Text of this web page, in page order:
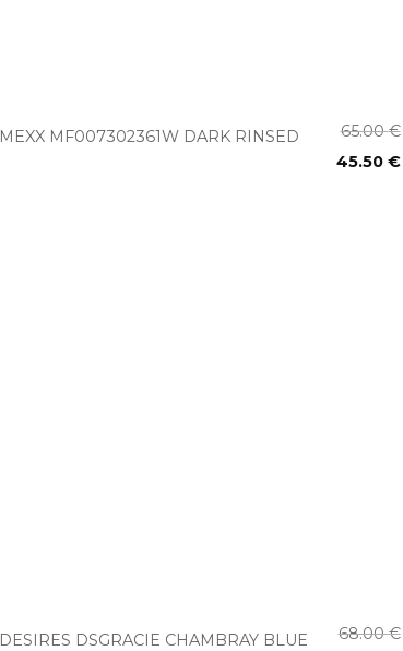
MEXX MF007302361W DARK RINSED 65.00€
45.50 €
DESIRES DSGRACIE CHAMBRAY BLUE 68.00€